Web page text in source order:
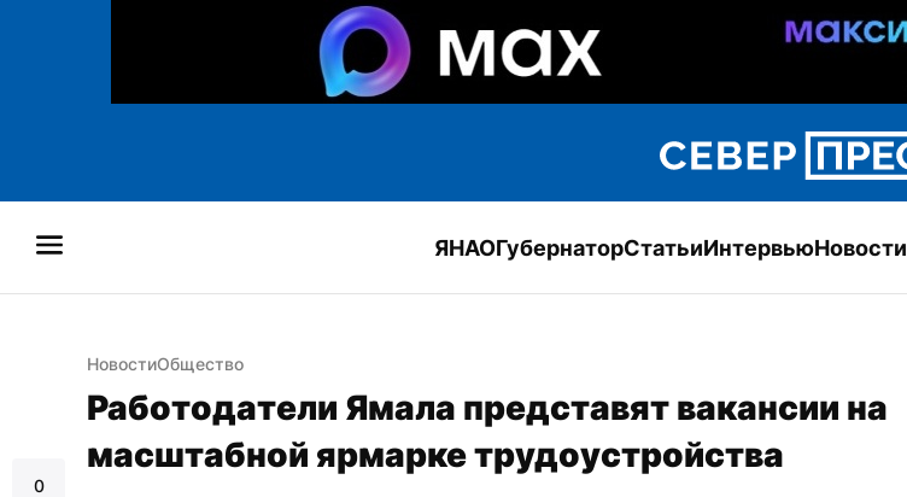
ЯНАОГубернаторСтатьиИнтервьюНовости
0
НовостиОбщество
Работодатели Ямала представят вакансии на
масштабной ярмарке трудоустройства